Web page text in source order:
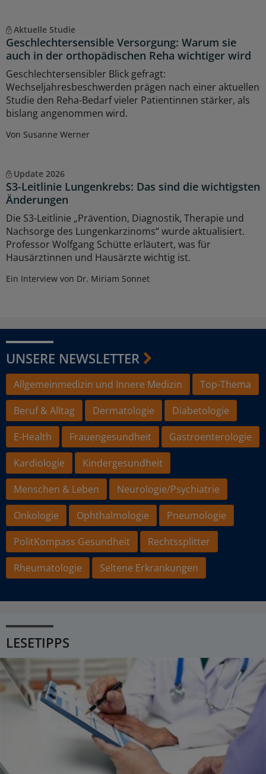
Aktuelle Studie
Geschlechtersensible Versorgung: Warum sie
auch in der orthopädischen Reha wichtiger wird
Geschlechtersensibler Blick gefragt:
Wechseljahresbeschwerden prägen nach einer aktuellen
Studie den Reha-Bedarf vieler Patientinnen stärker, als
bislang angenommen wird.
Von Susanne Werner
Update 2026
S3-Leitlinie Lungenkrebs: Das sind die wichtigsten
Änderungen
Die S3-Leitlinie „Prävention, Diagnostik, Therapie und
Nachsorge des Lungenkarzinoms“ wurde aktualisiert.
Professor Wolfgang Schütte erläutert, was für
Hausärztinnen und Hausärzte wichtig ist.
Ein Interview von Dr. Miriam Sonnet
UNSERE NEWSLETTER
Allgemeinmedizin und Innere Medizin
Top-Thema
Beruf & Alltag
Dermatologie
Diabetologie
E-Health
Frauengesundheit
Gastroenterologie
Kardiologie
Kindergesundheit
Menschen & Leben
Neurologie/Psychiatrie
Onkologie
Ophthalmologie
Pneumologie
PolitKompass Gesundheit
Rechtssplitter
Rheumatologie
Seltene Erkrankungen
LESETIPPS